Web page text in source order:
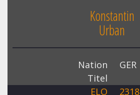
Konstantin
Urban
Nation
GER
Titel
ELO
2318